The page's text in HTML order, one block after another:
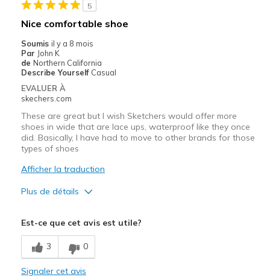
Casual Wear
Width
Sizing
View On Shoes
Shoes are for Wearing
5
Nice comfortable shoe
Soumis il y a 8 mois
Par John K
de Northern California
Describe Yourself Casual
EVALUER À
skechers.com
These are great but I wish Sketchers would offer more
shoes in wide that are lace ups, waterproof like they once
did. Basically, I have had to move to other brands for those
types of shoes
Afficher la traduction
Plus de détails
Comfortable
Stylish
Est-ce que cet avis est utile?
3 0
Signaler cet avis